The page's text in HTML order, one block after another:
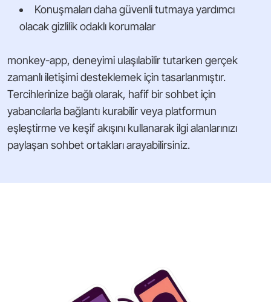
Konuşmaları daha güvenli tutmaya yardımcı
olacak gizlilik odaklı korumalar
monkey-app, deneyimi ulaşılabilir tutarken gerçek
zamanlı iletişimi desteklemek için tasarlanmıştır.
Tercihlerinize bağlı olarak, hafif bir sohbet için
yabancılarla bağlantı kurabilir veya platformun
eşleştirme ve keşif akışını kullanarak ilgi alanlarınızı
paylaşan sohbet ortakları arayabilirsiniz.